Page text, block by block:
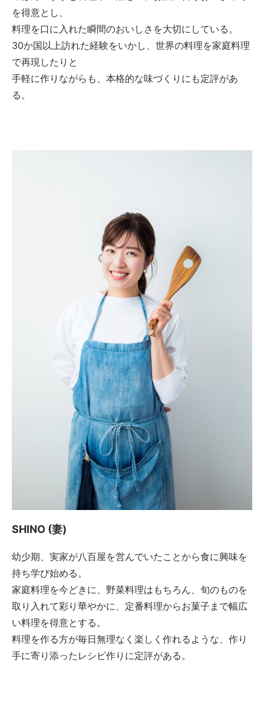
を得意とし、
料理を口に入れた瞬間のおいしさを大切にしている。
30か国以上訪れた経験をいかし、世界の料理を家庭料理
で再現したりと
手軽に作りながらも、本格的な味づくりにも定評があ
る。
SHINO (妻)
幼少期、実家が八百屋を営んでいたことから食に興味を
持ち学び始める。
家庭料理を今どきに、野菜料理はもちろん、旬のものを
取り入れて彩り華やかに、定番料理からお菓子まで幅広
い料理を得意とする。
料理を作る方が毎日無理なく楽しく作れるような、作り
手に寄り添ったレシピ作りに定評がある。